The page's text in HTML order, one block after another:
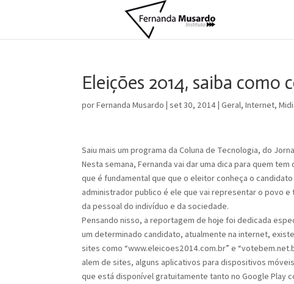
Eleições 2014, saiba como
porFernanda Musardo |set 30, 2014|Geral,Internet,
Saiu mais um programa da Coluna de Tecnologia, do
Nesta semana, Fernanda vai dar uma dica para quem
que é fundamental que que o eleitor conheça o
administrador publico é ele que vai representar o povo
da pessoal do indivíduo e da sociedade.
Pensando nisso, a reportagem de hoje foi dedicada
um determinado candidato, atualmente na internet,
sites como “www.eleicoes2014.com.br” e
alem de sites, alguns aplicativos para dispositivos
que está disponível gratuitamente tanto no Google Play